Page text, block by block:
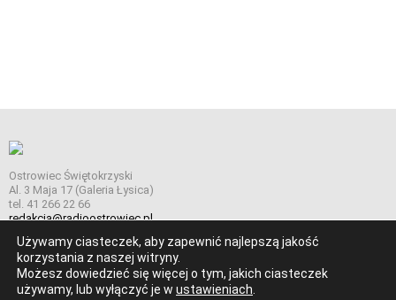
Ostrowiec Świętokrzyski
Al. 3 Maja 17 (Galeria Łysica)
tel. 41 266 22 66
redakcja@radioostrowiec.pl
© Wszelkie prawa zastrzeżone. Radio Ostrowiec 2026 Radio
Używamy ciasteczek, aby zapewnić najlepszą jakość
korzystania z naszej witryny.
Możesz dowiedzieć się więcej o tym, jakich ciasteczek
używamy, lub wyłączyć je w ustawieniach